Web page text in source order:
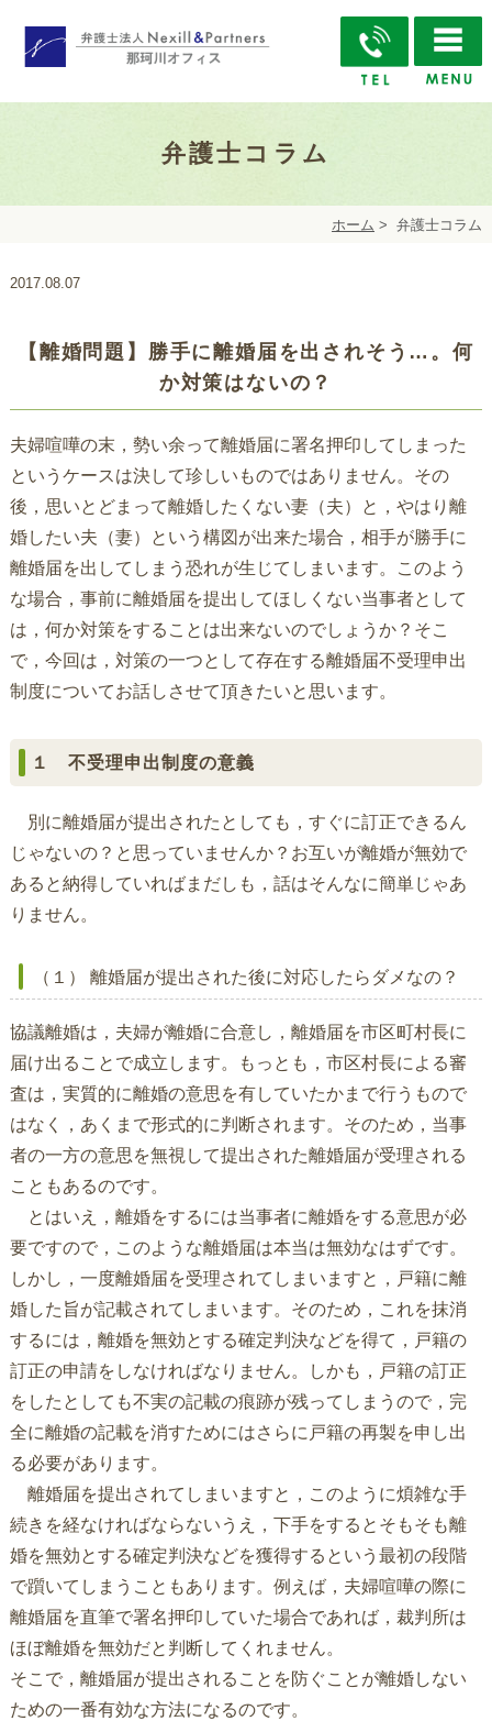
弁護士コラム
ホーム > 弁護士コラム
2017.08.07
【離婚問題】勝手に離婚届を出されそう…。何
か対策はないの？
夫婦喧嘩の末，勢い余って離婚届に署名押印してしまった
というケースは決して珍しいものではありません。その
後，思いとどまって離婚したくない妻（夫）と，やはり離
婚したい夫（妻）という構図が出来た場合，相手が勝手に
離婚届を出してしまう恐れが生じてしまいます。このよう
な場合，事前に離婚届を提出してほしくない当事者として
は，何か対策をすることは出来ないのでしょうか？そこ
で，今回は，対策の一つとして存在する離婚届不受理申出
制度についてお話しさせて頂きたいと思います。
１ 不受理申出制度の意義
別に離婚届が提出されたとしても，すぐに訂正できるん
じゃないの？と思っていませんか？お互いが離婚が無効で
あると納得していればまだしも，話はそんなに簡単じゃあ
りません。
（１） 離婚届が提出された後に対応したらダメなの？
協議離婚は，夫婦が離婚に合意し，離婚届を市区町村長に
届け出ることで成立します。もっとも，市区村長による審
査は，実質的に離婚の意思を有していたかまで行うもので
はなく，あくまで形式的に判断されます。そのため，当事
者の一方の意思を無視して提出された離婚届が受理される
こともあるのです。
とはいえ，離婚をするには当事者に離婚をする意思が必
要ですので，このような離婚届は本当は無効なはずです。
しかし，一度離婚届を受理されてしまいますと，戸籍に離
婚した旨が記載されてしまいます。そのため，これを抹消
するには，離婚を無効とする確定判決などを得て，戸籍の
訂正の申請をしなければなりません。しかも，戸籍の訂正
をしたとしても不実の記載の痕跡が残ってしまうので，完
全に離婚の記載を消すためにはさらに戸籍の再製を申し出
る必要があります。
離婚届を提出されてしまいますと，このように煩雑な手
続きを経なければならないうえ，下手をするとそもそも離
婚を無効とする確定判決などを獲得するという最初の段階
で躓いてしまうこともあります。例えば，夫婦喧嘩の際に
離婚届を直筆で署名押印していた場合であれば，裁判所は
ほぼ離婚を無効だと判断してくれません。
そこで，離婚届が提出されることを防ぐことが離婚しない
ための一番有効な方法になるのです。